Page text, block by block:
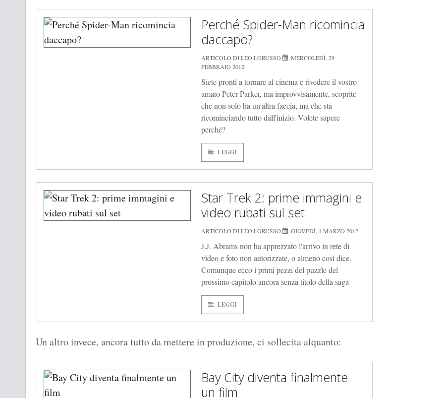
Perché Spider-Man ricomincia
daccapo?
ARTICOLO DI LEO LORUSSO
MERCOLEDÌ, 29
FEBBRAIO 2012
Siete pronti a tornare al cinema e rivedere il vostro
amato Peter Parker, ma improvvisamente, scoprite
che non solo ha un'altra faccia, ma che sta
ricominciando tutto dall'inizio. Volete sapere
perché?
LEGGI
Star Trek 2: prime immagini e
video rubati sul set
ARTICOLO DI LEO LORUSSO GIOVEDÌ, 1 MARZO 2012
J.J. Abrams non ha apprezzato l'arrivo in rete di
video e foto non autorizzate, o almeno così dice.
Comunque ecco i primi pezzi del puzzle del
prossimo capitolo ancora senza titolo della saga
LEGGI
Un altro invece, ancora tutto da mettere in produzione, ci sollecita alquanto:
Bay City diventa finalmente
un film